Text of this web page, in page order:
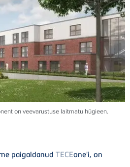
on veevarustuse laitmatu hügieen.
paigaldanud TECEone'i, on